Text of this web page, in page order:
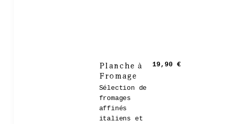
Planche à
Fromage
Sélection de
fromages
affinés
italiens et
19,90 €